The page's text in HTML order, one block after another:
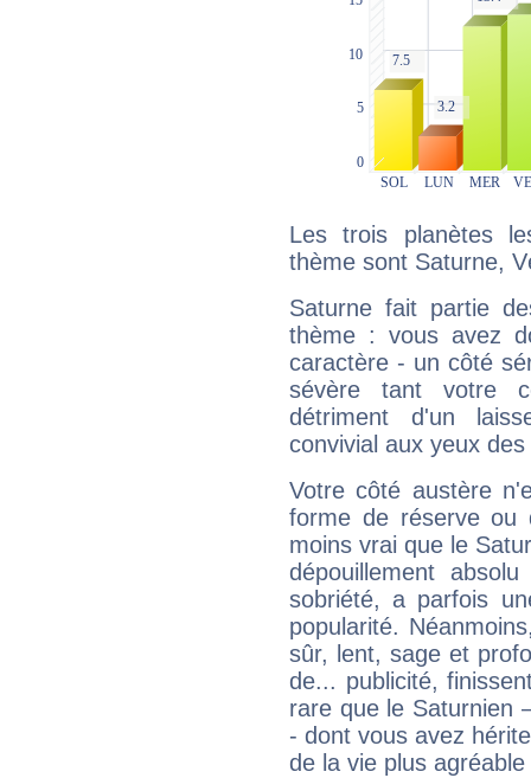
Les trois planètes
thème sont Saturne,
Saturne fait partie
thème : vous avez
caractère - un côté
sévère tant votre
détriment d'un
convivial aux yeux
Votre côté austère
forme de réserve
moins vrai que le
dépouillement
sobriété, a parfois
popularité.
sûr, lent, sage et
de... publicité,
rare que le Saturnien
- dont vous avez
de la vie plus